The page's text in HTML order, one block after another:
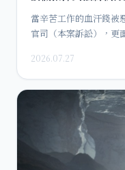
當辛苦工作的血汗錢被
官司（本案訴訟），更
2026.07.27